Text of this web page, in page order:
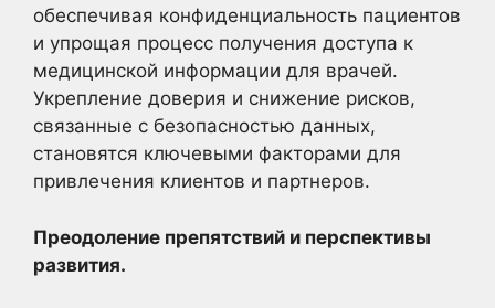
обеспечивая конфиденциальность пациентов
и упрощая процесс получения доступа к
медицинской информации для врачей.
Укрепление доверия и снижение рисков,
связанные с безопасностью данных,
становятся ключевыми факторами для
привлечения клиентов и партнеров.
Преодоление препятствий и перспективы
развития.